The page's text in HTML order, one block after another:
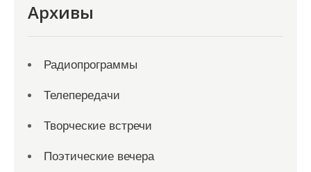
Архивы
Радиопрограммы
Телепередачи
Творческие встречи
Поэтические вечера